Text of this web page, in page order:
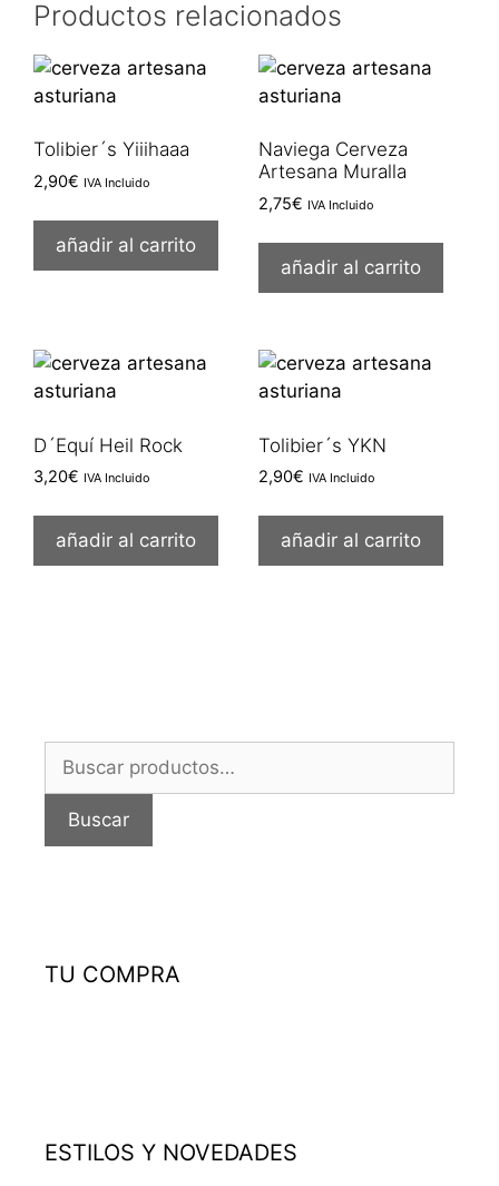
Productos relacionados
Tolibier´s Yiiihaaa
2,90€ IVA Incluido
añadir al carrito
Naviega Cerveza
Artesana Muralla
2,75€ IVA Incluido
añadir al carrito
D´Equí Heil Rock
3,20€ IVA Incluido
añadir al carrito
Tolibier´s YKN
2,90€ IVA Incluido
añadir al carrito
Buscar
Buscar
TU COMPRA
ESTILOS Y NOVEDADES